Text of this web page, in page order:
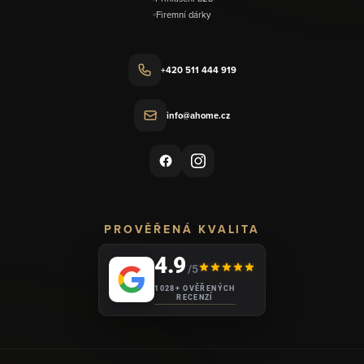
Firemní dárky
+420 511 444 919
info@ahome.cz
PROVĚŘENÁ KVALITA
4.9/5
1028+ OVĚŘENÝCH
RECENZÍ